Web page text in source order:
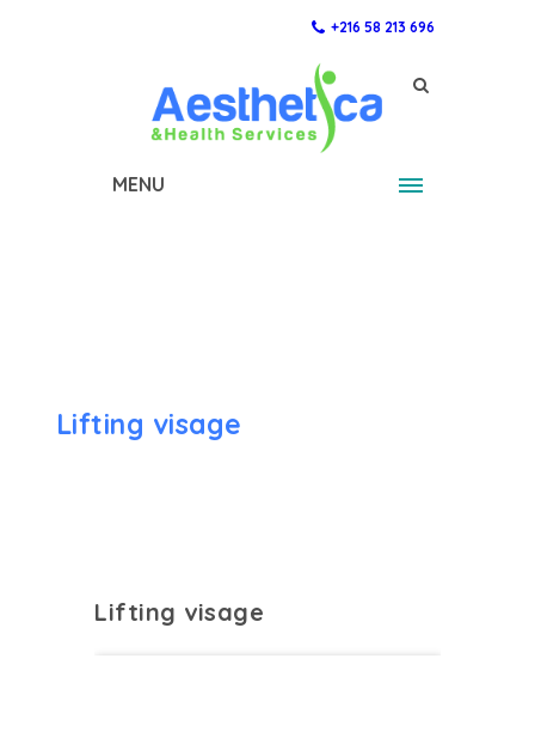
+216 58 213 696
MENU
Lifting visage
Lifting visage